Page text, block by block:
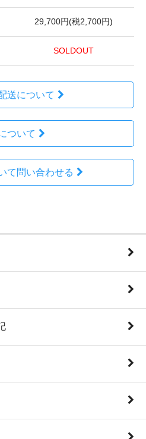
29,700円(税2,700円)
SOLDOUT
送について
ついて
て問い合わせる